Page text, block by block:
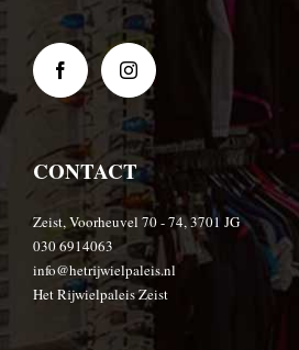
CONTACT
Zeist, Voorheuvel 70 - 74, 3701 JG
030 6914063
info@hetrijwielpaleis.nl
Het Rijwielpaleis Zeist